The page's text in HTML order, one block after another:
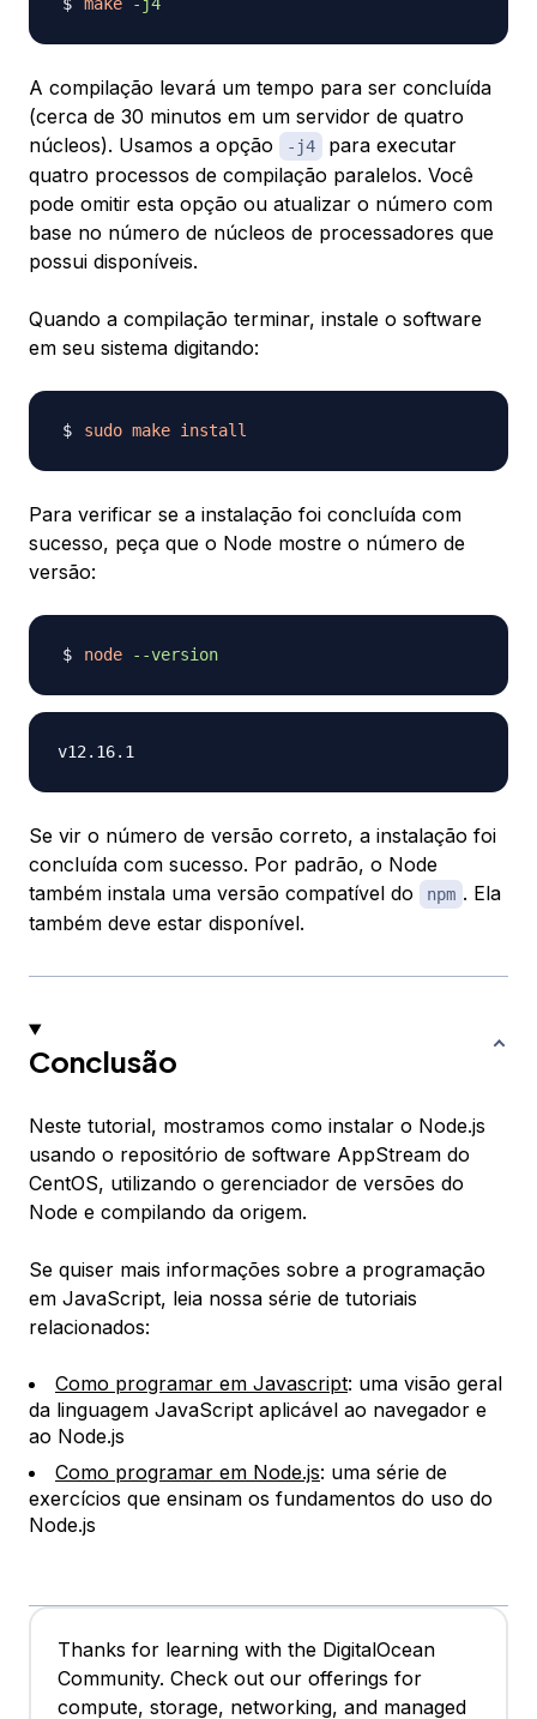
make
-j4
A compilação levará um tempo para ser concluída
(cerca de 30 minutos em um servidor de quatro
núcleos). Usamos a opção
-j4
para executar
quatro processos de compilação paralelos. Você
pode omitir esta opção ou atualizar o número com
base no número de núcleos de processadores que
possui disponíveis.
Quando a compilação terminar, instale o software
em seu sistema digitando:
sudo make install
Para verificar se a instalação foi concluída com
sucesso, peça que o Node mostre o número de
versão:
node --version
Se vir o número de versão correto, a instalação foi
concluída com sucesso. Por padrão, o Node
também instala uma versão compatível do
npm . Ela
também deve estar disponível.
Conclusão
Neste tutorial, mostramos como instalar o Node.js
usando o repositório de software AppStream do
CentOS, utilizando o gerenciador de versões do
Node e compilando da origem.
Se quiser mais informações sobre a programação
em JavaScript, leia nossa série de tutoriais
relacionados:
Como programar em Javascript: uma visão geral
da linguagem JavaScript aplicável ao navegador e
ao Node.js
Como programar em Node.js: uma série de
exercícios que ensinam os fundamentos do uso do
Node.js
Thanks for learning with the DigitalOcean
Community. Check out our offerings for
compute, storage, networking, and managed